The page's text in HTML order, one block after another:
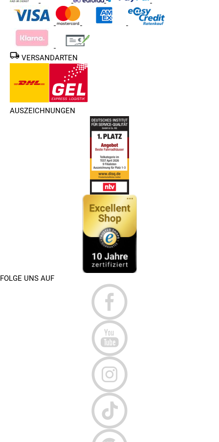
GÜNSTIGE CITYBIKES VON RALEIGH FÜR
DIE STADT UND ENTSPANNTE TOUREN
Die SerienChesterund
mit Tiefeinsteiger-Rahmen für Damen und Herren.
Diese ermöglichen ein besonders sicheres und komfortables
Auf- und Absteigen – ideal für die tägliche Nutzung im
Stadtverkehr.
Ausgestattet mit Kettenschutz, Schutzblechen, Gepäckträger
und einer wartungsarmen Nabenschaltung mit ausreichender
Ganganzahl, sind diese Räder zuverlässig und pflegeleicht.
Die integrierte Lichtanlage sorgt dafür, dass du bei jeder
Jahreszeit und zu jeder Tageszeit sicher auf Radwegen und
im Straßenverkehr unterwegs bist.
TREKKINGRÄDER UND ATB-FAHRRÄDER
Raleigh Daymaxbietet Raleigh ein vielseitiges ATB-
Fahrrad mit 29-Zoll-Laufrädern und breiten Reifen für
verschiedene Untergründe. Der Nabendynamo, die fein
abgestufte Schaltung und die hydraulischen
Scheibenbremsen machen es zur perfekten Wahl für tägliche
Wege und längere Touren – selbst bei schlechtem Wetter.
Die klassischen Trekkingräder wie die
überzeugen durch ihr gutes Preis-Leistungs-Verhältnis und
kommen ebenfalls mit hydraulischer Bremsanlage,
Vollausstattung und großem Gangspektrum. Erhältlich sind
Modelle mit Diamant- und Damen-Sportrahmen. Ob für
Touren mit viel Gepäck oder als Pendelrad: Diese Bikes sind
echte Allrounder für jedes Wetter.
VERSANDARTEN
AUSZEICHNUNGEN
FOLGE UNS AUF